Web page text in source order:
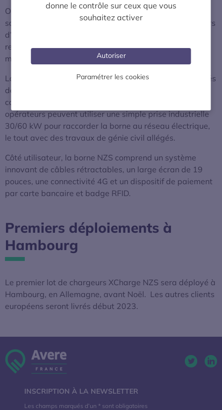
donne le contrôle sur ceux que vous
souhaitez activer
Autoriser
Paramétrer les cookies
Outre son intérêt pour stabiliser le réseau électrique, la
solution développée par XCharge permet aux opérateurs
d’optimiser leurs coûts, en privilégiant par exemple la
recharge des batteries tampons lorsque l’énergie est la
moins chère.
La connexion au réseau est également facilitée. Exonérés
de procédures de raccordement à la fois longues et
coûteuses pour accéder à la haute puissance, les
opérateurs peuvent utiliser une simple prise industrielle
30/60 kW pour raccorder la borne au réseau électrique,
le tout avec des travaux de génie civil allégés.
Côté utilisateur, la borne NZS comprend un système
innovant de câbles rétractables, un large écran de 19
pouces, une connectivité 4G et un dispositif de paiement
par carte bancaire et badge RFID.
Premiers déploiements à
Hambourg
Le premier lot de chargeurs XCharge NZS sera déployé à
Hambourg, en Allemagne, avant Noël. Les autres clients
européens seront livrés début 2023.
INSCRIPTION À LA NEWSLETTER
Les champs marqués d’un * sont obligatoires